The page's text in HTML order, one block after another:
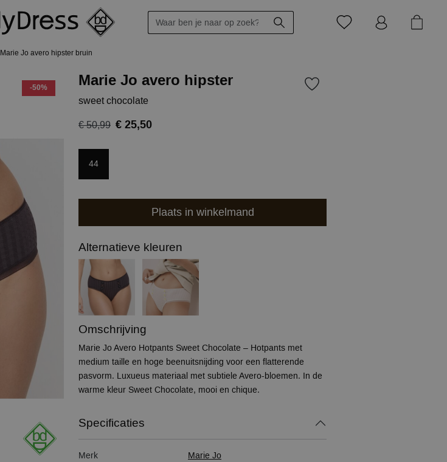
Marie Jo avero hipster bruin
-50% Marie Jo avero hipster
sweet chocolate
€ 50,99 € 25,50
44
Plaats in winkelmand
Alternatieve kleuren
Omschrijving
Marie Jo Avero Hotpants Sweet Chocolate – Hotpants met
medium taille en hoge beenuitsnijding voor een flatterende
pasvorm. Luxueus materiaal met subtiele Avero-bloemen. In de
warme kleur Sweet Chocolate, mooi en chique.
Specificaties
Merk
Marie Jo